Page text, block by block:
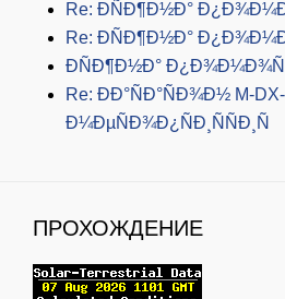
Re: ÐÑÐ¶Ð½Ð°
Re: ÐÑÐ¶Ð½Ð°
ÐÑÐ¶Ð½Ð°
Re: ÐÐ°ÑÐ°ÑÐ¾Ð½ M-
Ð¼ÐµÑÐ¾Ð¿ÑÐ¸ÑÑÐ¸Ñ
ПРОХОЖДЕНИЕ